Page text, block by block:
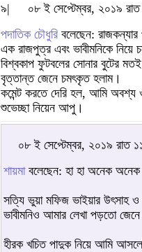
৯|
০৮ ই সেপ্টেম্বর, ২০১৯
পদাতিক চৌধুরি বলেছেন: রাজকন্যার
এক রাজপুত্র এবং ভাবীমনিকে
বিশ্বকাপ ফুটবলের সোনার বুটের
বৃত্তান্ত জেনে চমৎকৃত হলাম।
কমেন্ট করতে দেরি হল, আমি অবশ্য
শুভেচ্ছা নিয়েন আপু।
০৮ ই সেপ্টেম্বর, ২০১৯ রাত
শায়মাবলেছেন: হা হা অনেক অনেক
সত্যি ভুয়া মফিজ ভাইয়ার উৎসাহ
ভাবীমনিও আমার লেখা পড়তো
হীরক খচিত পাদুক নিয়ে আমি